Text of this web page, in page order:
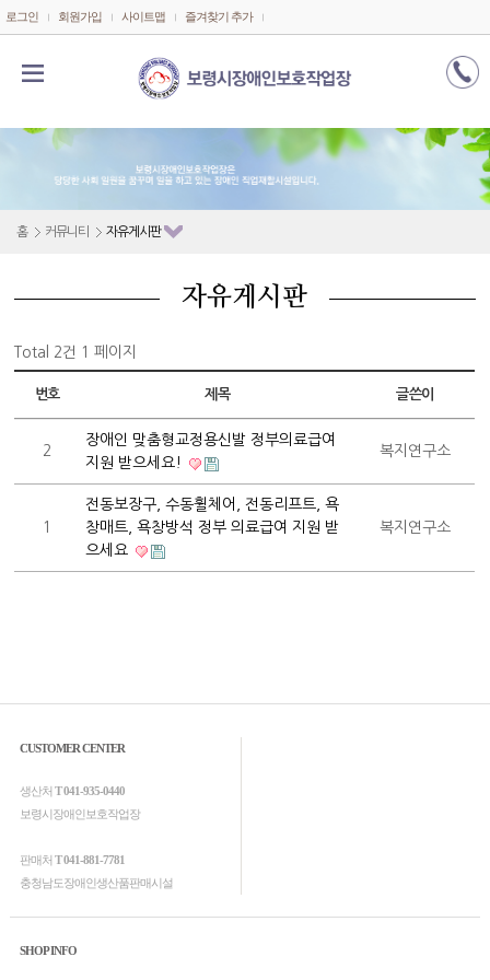
로그인 회원가입 사이트맵 즐겨찾기 추가
홈 커뮤니티 자유게시판
자유게시판
Total 2건 1 페이지
번호 제목 글쓴이
2
장애인 맞춤형교정용신발 정부의료급여
지원 받으세요!
복지연구소
1
전동보장구, 수동휠체어, 전동리프트, 욕
창매트, 욕창방석 정부 의료급여 지원 받
으세요
복지연구소
CUSTOMER CENTER
생산처 T 041-935-0440
보령시장애인보호작업장
판매처 T 041-881-7781
충청남도장애인생산품판매시설
SHOP INFO